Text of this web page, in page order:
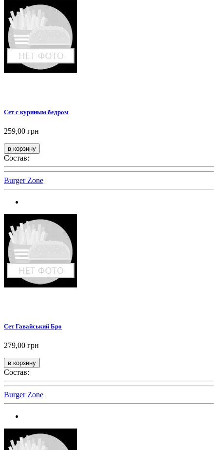
Сет с куриным бедром
259,00 грн
Состав:
Burger Zone
Сет Гавайський Бро
279,00 грн
Состав:
Burger Zone